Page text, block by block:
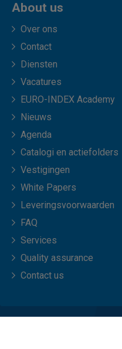
About us
Over ons
Contact
Diensten
Vacatures
EURO-INDEX Academy
Nieuws
Agenda
Catalogi en actiefolders
Vestigingen
White Papers
Leveringsvoorwaarden
FAQ
Services
Quality assurance
Contact us